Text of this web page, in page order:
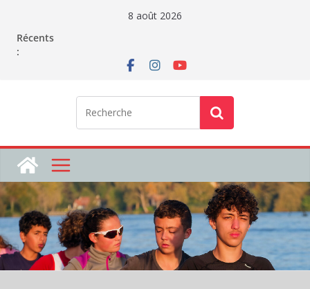
contenu
8 août 2026
Récents
: